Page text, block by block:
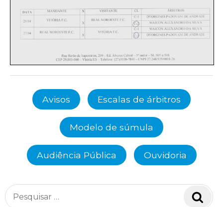
Avisos Escalas de árbitros
Modelo de súmula
Audiência Pública Ouvidoria
Pesquisar
por: